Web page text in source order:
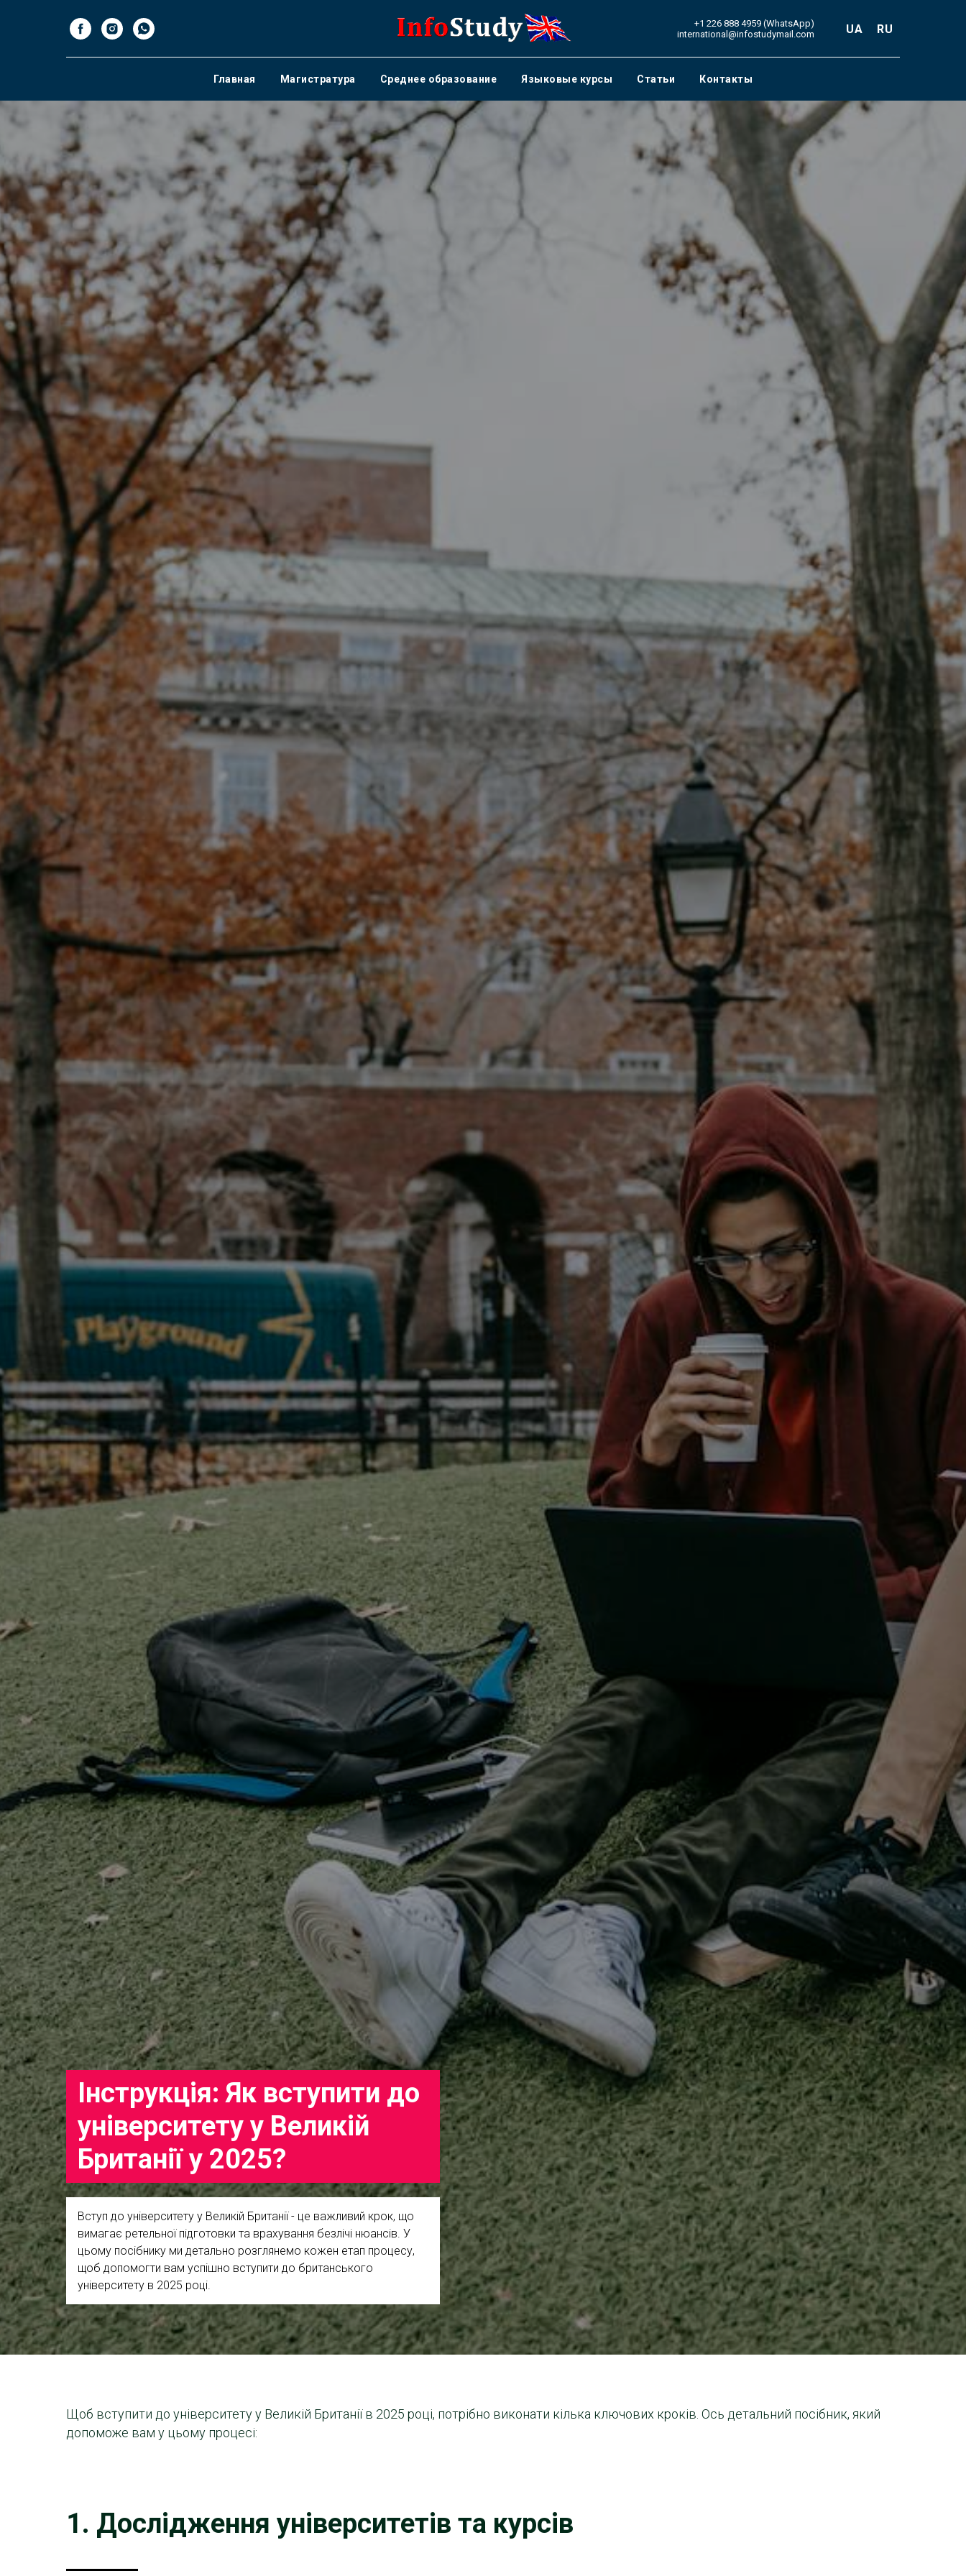
+1 226 888 4959 (WhatsApp)
international@infostudymail.com
UA RU
Главная Магистратура Среднее образование Языковые курсы Статьи Контакты
Інструкція: Як вступити до
університету у Великій
Британії у 2025?
Вступ до університету у Великій Британії - це важливий крок, що
вимагає ретельної підготовки та врахування безлічі нюансів. У
цьому посібнику ми детально розглянемо кожен етап процесу,
щоб допомогти вам успішно вступити до британського
університету в 2025 році.
Щоб вступити до університету у Великій Британії в 2025 році, потрібно виконати кілька ключових кроків. Ось детальний посібник, який
допоможе вам у цьому процесі:
1. Дослідження університетів та курсів